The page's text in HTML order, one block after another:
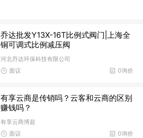
乔达批发Y13X-16T比例式阀门|上海全
铜可调式比例减压阀
河北乔达环保科技有限公司
0询价
面议
有享云商是传销吗？云客和云商的区别
赚钱吗？
有享云商博超
0询价
面议